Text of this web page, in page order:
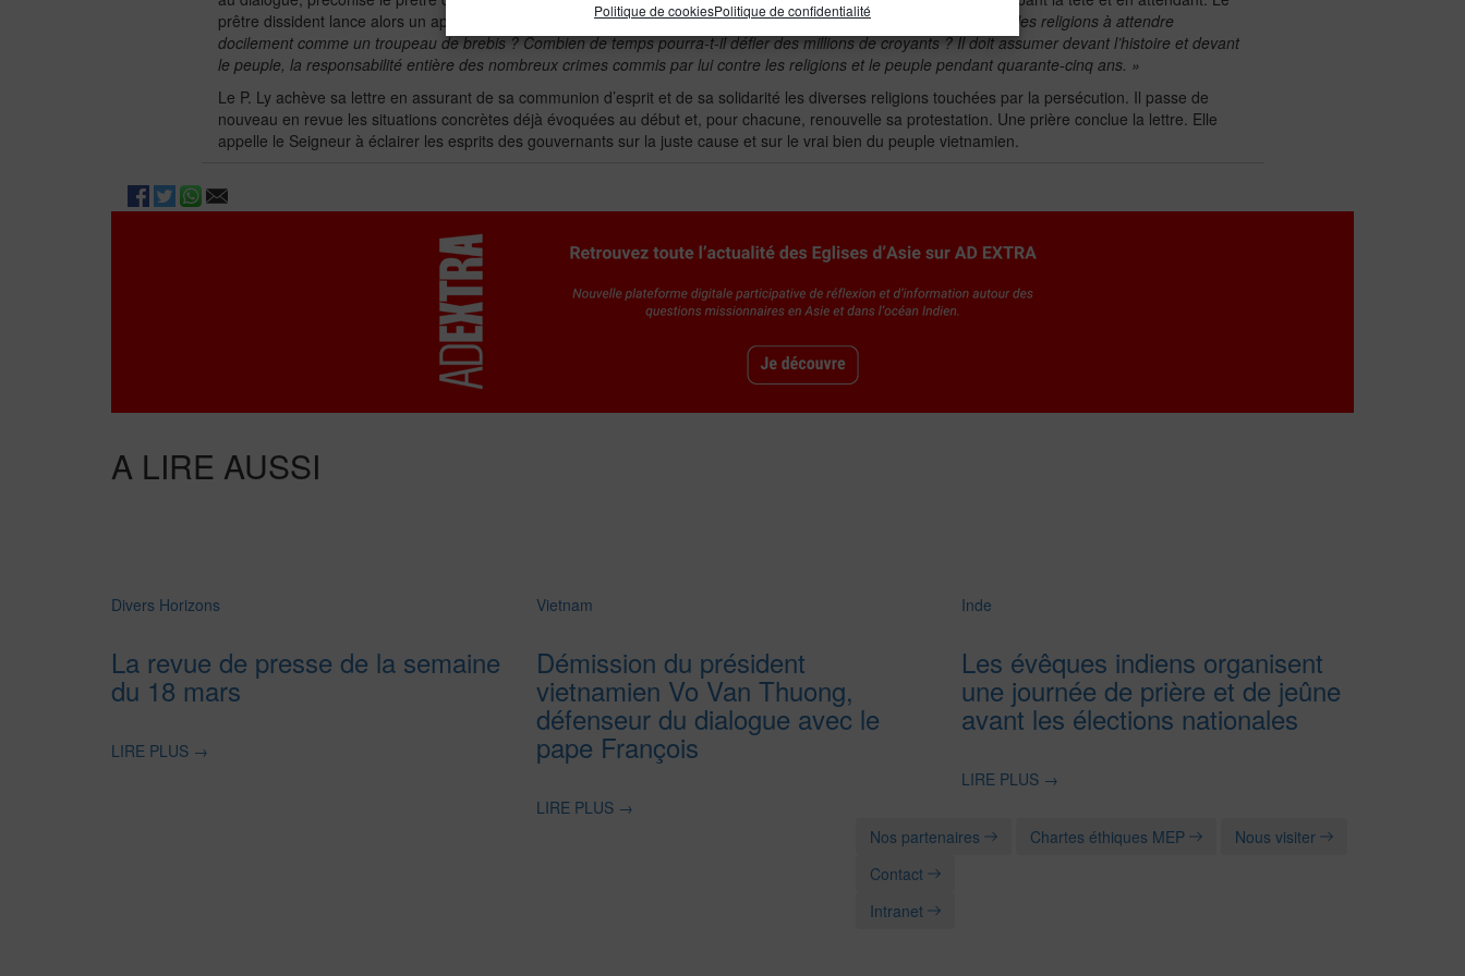
Politique de cookiesPolitique de confidentialité
prêtre dissident lance alors un appel aux religions et au peuple vietnamien :« Jusqu’à quand l’Etat pourra-t-il forcer les religions à attendre
docilement comme un troupeau de brebis ? Combien de temps pourra-t-il défier des millions de croyants ? Il doit assumer devant l’histoire et devant
le peuple, la responsabilité entière des nombreux crimes commis par lui contre les religions et le peuple pendant quarante-cinq ans. »
Le P. Ly achève sa lettre en assurant de sa communion d’esprit et de sa solidarité les diverses religions touchées par la persécution. Il passe de
nouveau en revue les situations concrètes déjà évoquées au début et, pour chacune, renouvelle sa protestation. Une prière conclue la lettre. Elle
appelle le Seigneur à éclairer les esprits des gouvernants sur la juste cause et sur le vrai bien du peuple vietnamien.
A LIRE AUSSI
Divers Horizons
La revue de presse de la semaine
du 18 mars
LIRE PLUS →
Vietnam
Démission du président
vietnamien Vo Van Thuong,
défenseur du dialogue avec le
pape François
LIRE PLUS →
Inde
Les évêques indiens organisent
une journée de prière et de jeûne
avant les élections nationales
LIRE PLUS →
Nos partenaires Chartes éthiques MEP
Nous visiter
Contact
Intranet